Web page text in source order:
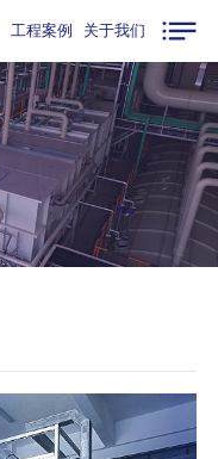
工程案例 关于我们